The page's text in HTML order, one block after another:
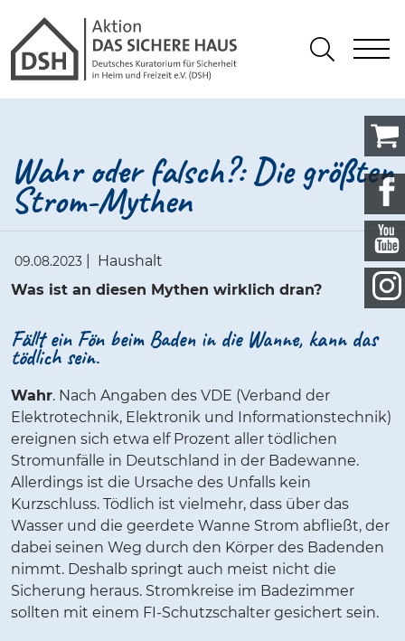
Gathmann Michaelis und
Suchen
Wahr oder falsch?: Die größten
Strom-Mythen
09.08.2023
Haushalt
Was ist an diesen Mythen wirklich dran?
Fällt ein Fön beim Baden in die Wanne, kann das
tödlich sein.
Wahr. Nach Angaben des VDE (Verband der
Elektrotechnik, Elektronik und Informationstechnik)
ereignen sich etwa elf Prozent aller tödlichen
Stromunfälle in Deutschland in der Badewanne.
Allerdings ist die Ursache des Unfalls kein
Kurzschluss. Tödlich ist vielmehr, dass über das
Wasser und die geerdete Wanne Strom abfließt, der
dabei seinen Weg durch den Körper des Badenden
nimmt. Deshalb springt auch meist nicht die
Sicherung heraus. Stromkreise im Badezimmer
sollten mit einem FI-Schutzschalter gesichert sein.